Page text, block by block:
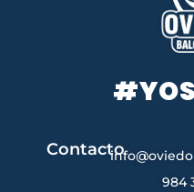
Contacto
984